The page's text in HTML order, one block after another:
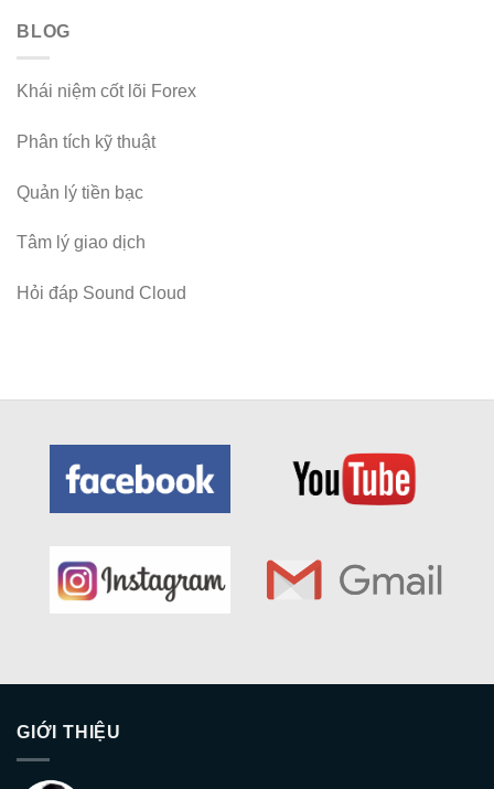
BLOG
Khái niệm cốt lõi Forex
Phân tích kỹ thuật
Quản lý tiền bạc
Tâm lý giao dịch
Hỏi đáp Sound Cloud
GIỚI THIỆU